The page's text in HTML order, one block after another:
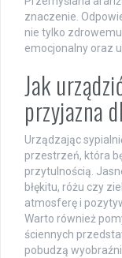
znaczenie.
nie tylko
emocjonalny oraz
Jak
przyjazna
Urządzając
przestrzeń, która
przytulnością.
błękitu, różu czy
atmosferę i
Warto również
ściennych
pobudzą